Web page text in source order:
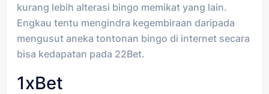
kurang lebih alterasi bingo memikat yang lain.
Engkau tentu mengindra kegembiraan daripada
mengusut aneka tontonan bingo di internet secara
bisa kedapatan pada 22Bet.
1xBet